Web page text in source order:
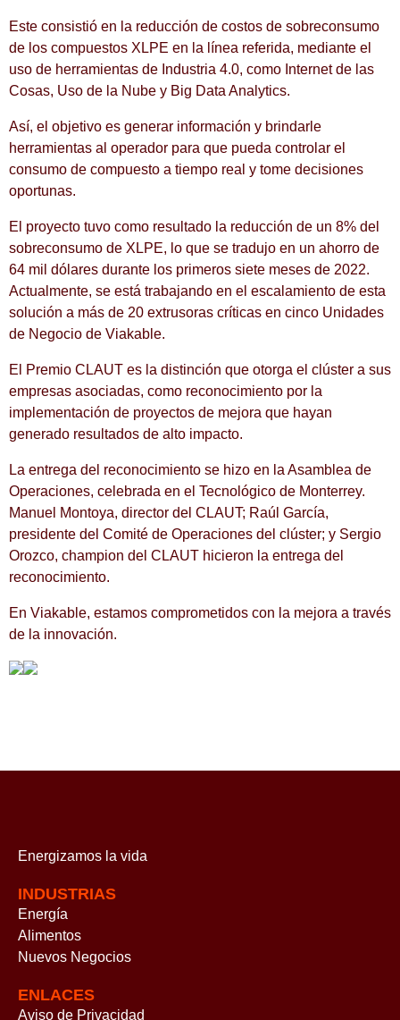
Este consistió en la reducción de costos de sobreconsumo
de los compuestos XLPE en la línea referida, mediante el
uso de herramientas de Industria 4.0, como Internet de las
Cosas, Uso de la Nube y Big Data Analytics.
Así, el objetivo es generar información y brindarle
herramientas al operador para que pueda controlar el
consumo de compuesto a tiempo real y tome decisiones
oportunas.
El proyecto tuvo como resultado la reducción de un 8% del
sobreconsumo de XLPE, lo que se tradujo en un ahorro de
64 mil dólares durante los primeros siete meses de 2022.
Actualmente, se está trabajando en el escalamiento de esta
solución a más de 20 extrusoras críticas en cinco Unidades
de Negocio de Viakable.
El Premio CLAUT es la distinción que otorga el clúster a sus
empresas asociadas, como reconocimiento por la
implementación de proyectos de mejora que hayan
generado resultados de alto impacto.
La entrega del reconocimiento se hizo en la Asamblea de
Operaciones, celebrada en el Tecnológico de Monterrey.
Manuel Montoya, director del CLAUT; Raúl García,
presidente del Comité de Operaciones del clúster; y Sergio
Orozco, champion del CLAUT hicieron la entrega del
reconocimiento.
En Viakable, estamos comprometidos con la mejora a través
de la innovación.
Energizamos la vida
INDUSTRIAS
Energía
Alimentos
Nuevos Negocios
ENLACES
Aviso de Privacidad